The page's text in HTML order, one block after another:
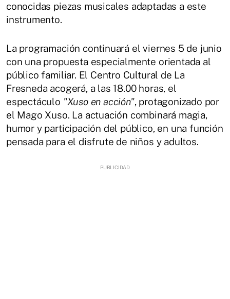
conocidas piezas musicales adaptadas a este
instrumento.
La programación continuará el viernes 5 de junio
con una propuesta especialmente orientada al
público familiar. El Centro Cultural de La
Fresneda acogerá, a las 18.00 horas, el
espectáculo "Xuso en acción", protagonizado por
el Mago Xuso. La actuación combinará magia,
humor y participación del público, en una función
pensada para el disfrute de niños y adultos.